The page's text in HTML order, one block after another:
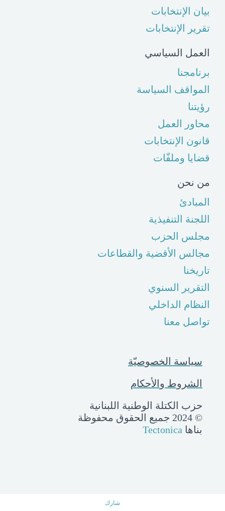
شارك
بيان الإنتخابات
تقرير الإنتخابات
العمل السياسي
برنامجنا
المواقف السياسة
رؤيتنا
محاور العمل
قانون الإنتخابات
قضايا وملفّات
من نحن
المبادئ
اللجنة التنفيذية
مجلس الحزب
مجالس الأقضية والقطاعات
تاريخنا
التقرير السنوي
النظام الداخلي
تواصل معنا
سياسة الخصوصيّة
الشروط والأحكام
حزب الكتلة الوطنية اللبنانية
© 2024 جميع الحقوق محفوظة
بناها Tectonica